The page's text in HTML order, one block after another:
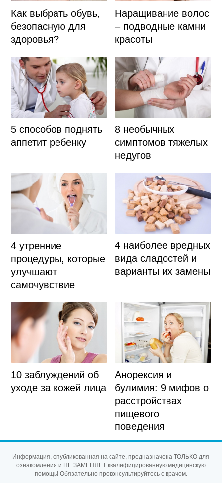
Как выбрать обувь,
безопасную для
здоровья?
Наращивание волос
– подводные камни
красоты
5 способов поднять
аппетит ребенку
8 необычных
симптомов тяжелых
недугов
4 утренние
процедуры, которые
улучшают
самочувствие
4 наиболее вредных
вида сладостей и
варианты их замены
10 заблуждений об
уходе за кожей лица
Анорексия и
булимия: 9 мифов о
расстройствах
пищевого
поведения
Информация, опубликованная на сайте, предназначена ТОЛЬКО для
ознакомления и НЕ ЗАМЕНЯЕТ квалифицированную медицинскую
помощь! Обязательно проконсультируйтесь с врачом.